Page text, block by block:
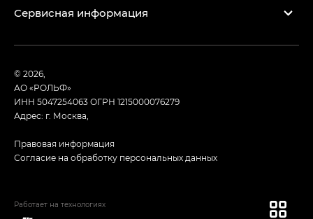
Сервисная информация
© 2026,
АО «РОЛЬФ»
ИНН 5047254063ОГРН 1215000076279
Адрес: г. Москва,
Правовая информация
Согласие на обработку персональных данных
Работает на технологиях